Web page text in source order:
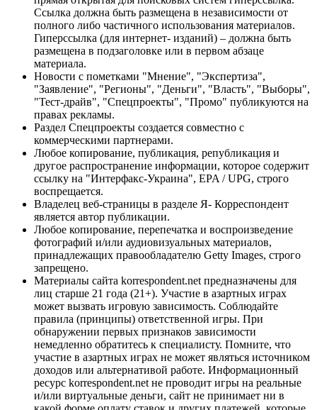
Ссылка должна быть размещена в независимости от
полного либо частичного использования материалов.
Гиперссылка (для интернет- изданий) – должна быть
размещена в подзаголовке или в первом абзаце
материала.
Новости с пометками "Мнение", "Экспертиза",
"Заявление", "Регионы", "Деньги", "Власть", "Выборы",
"Тест-драйв", "Спецпроекты", "Промо" публикуются на
правах рекламы.
Раздел Спецпроекты создается совместно с
коммерческими партнерами.
Любое копирование, публикация, републикация и
другое распространение информации, которое содержит
ссылку на "Интерфакс-Украина", EPA / UPG, строго
воспрещается.
Владелец веб-страницы в разделе Я- Корреспондент
является автор публикации.
Любое копирование, перепечатка и воспроизведение
фотографий и/или аудиовизуальных материалов,
принадлежащих правообладателю Getty Images, строго
запрещено.
Материалы сайта korrespondent.net предназначены для
лиц старше 21 года (21+). Участие в азартных играх
может вызвать игровую зависимость. Соблюдайте
правила (принципы) ответственной игры. При
обнаружении первых признаков зависимости
немедленно обратитесь к специалисту. Помните, что
участие в азартных играх не может являться источником
доходов или альтернативой работе. Информационный
ресурс korrespondent.net не проводит игры на реальные
и/или виртуальные деньги, сайт не принимает ни в